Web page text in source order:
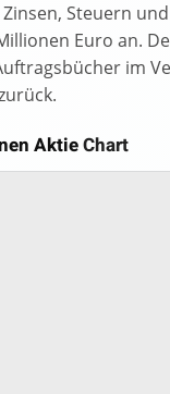
Steuern
Euro an.
im
AktieChart